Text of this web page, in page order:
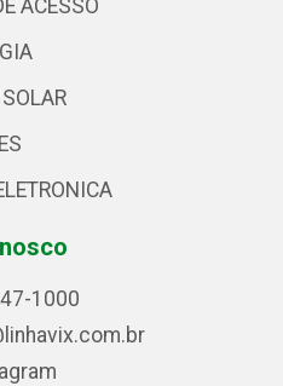
ACESSO
1000